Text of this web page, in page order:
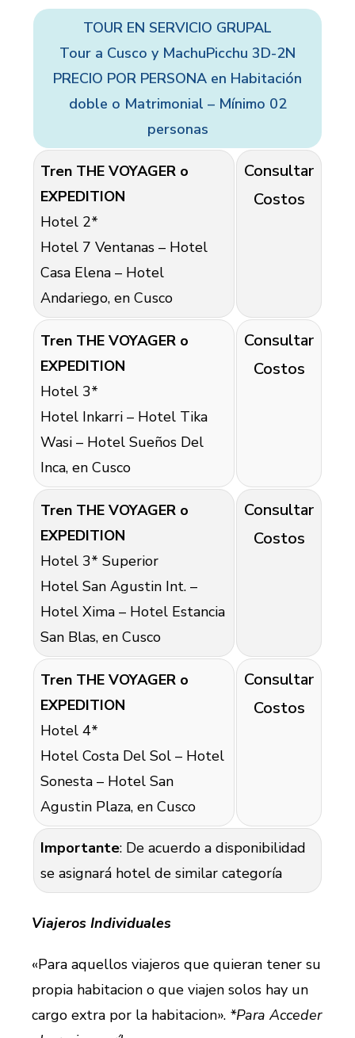
TOUR EN SERVICIO GRUPAL
Tour a Cusco y MachuPicchu 3D-2N
PRECIO POR PERSONA en Habitación
doble o Matrimonial – Mínimo 02
personas
Tren THE VOYAGER o
EXPEDITION
Hotel 2*
Hotel 7 Ventanas – Hotel
Casa Elena – Hotel
Andariego, en Cusco
Consultar
Costos
Tren THE VOYAGER o
EXPEDITION
Hotel 3*
Hotel Inkarri – Hotel Tika
Wasi – Hotel Sueños Del
Inca, en Cusco
Consultar
Costos
Tren THE VOYAGER o
EXPEDITION
Hotel 3* Superior
Hotel San Agustin Int. –
Hotel Xima – Hotel Estancia
San Blas, en Cusco
Consultar
Costos
Tren THE VOYAGER o
EXPEDITION
Hotel 4*
Hotel Costa Del Sol – Hotel
Sonesta – Hotel San
Agustin Plaza, en Cusco
Consultar
Costos
Importante: De acuerdo a disponibilidad
se asignará hotel de similar categoría
Viajeros Individuales
«Para aquellos viajeros que quieran tener su
propia habitacion o que viajen solos hay un
cargo extra por la habitacion». *Para Acceder